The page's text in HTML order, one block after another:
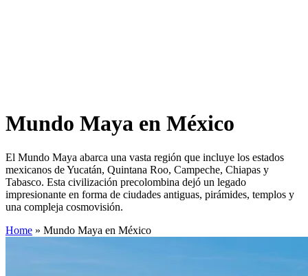
Mundo Maya en México
El Mundo Maya abarca una vasta región que incluye los estados
mexicanos de Yucatán, Quintana Roo, Campeche, Chiapas y
Tabasco. Esta civilización precolombina dejó un legado
impresionante en forma de ciudades antiguas, pirámides, templos y
una compleja cosmovisión.
Home » Mundo Maya en México